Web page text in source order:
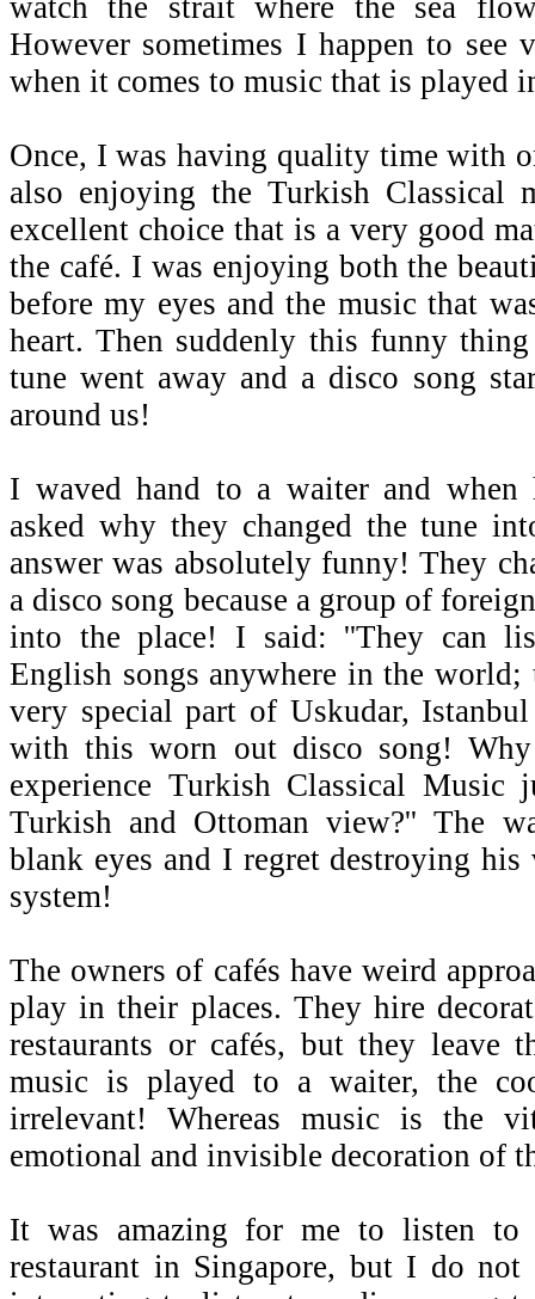
watch the strait where the sea
However sometimes I happen to see
when it comes to music that is played
Once, I was having quality time with
also enjoying the Turkish Classical
excellent choice that is a very good
the café. I was enjoying both the
before my eyes and the music that
heart. Then suddenly this funny
tune went away and a disco song
around us!
I waved hand to a waiter and when
asked why they changed the tune
answer was absolutely funny! They
a disco song because a group of
into the place! I said: ''They can
English songs anywhere in the world;
very special part of Uskudar,
with this worn out disco song!
experience Turkish Classical Music
Turkish and Ottoman view?'' The
blank eyes and I regret destroying
system!
The owners of cafés have weird
play in their places. They hire
restaurants or cafés, but they leave
music is played to a waiter, the
irrelevant! Whereas music is the
emotional and invisible decoration of
It was amazing for me to listen to
restaurant in Singapore, but I do